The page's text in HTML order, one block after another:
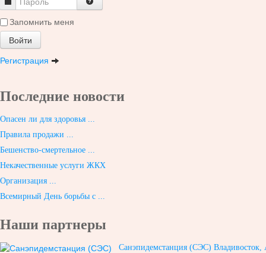
Запомнить меня
Войти
Регистрация
Последние новости
Опасен ли для здоровья ...
Правила продажи ...
Бешенство-смертельное ...
Некачественные услуги ЖКХ
Организация ...
Всемирный День борьбы с ...
Наши партнеры
Санэпидемстанция (СЭС) Владивосток,